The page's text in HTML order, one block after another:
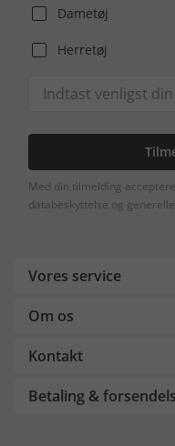
Dametøj
Herretøj
Med din tilmelding
databeskyttelse og
Vores service
Om os
Kontakt
Betaling &